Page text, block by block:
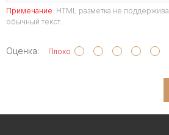
Примечание: HTML разметка не
обычный текст.
Оценка: Плохо